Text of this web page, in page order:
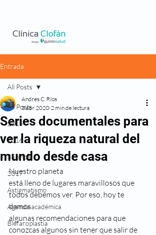
Entrada
All Posts
2015
2016
35 años
2017
Astigmatismo
Agenda académica
Blefaroplastia
All Posts
Series documentales para
ver la riqueza natural del
mundo desde casa
Andres C. Ríos
3 abr 2020 2 min de lectura
Nuestro planeta
está lleno de lugares maravillosos que
todos debemos ver. Por eso, hoy te
damos
algunas recomendaciones para que
conozcas algunos sin tener que salir de